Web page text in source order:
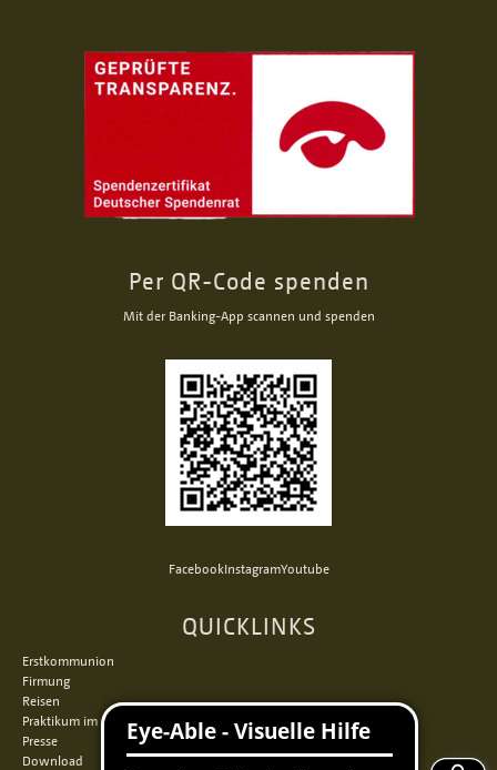
Per QR-Code spenden
Mit der Banking-App scannen und spenden
FacebookInstagramYoutube
QUICKLINKS
Erstkommunion
Firmung
Reisen
Praktikum im Norden
Presse
Download